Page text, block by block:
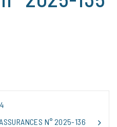
N° 2025-136